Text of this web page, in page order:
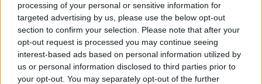
processing of your personal or sensitive information for
targeted advertising by us, please use the below opt-out
section to confirm your selection. Please note that after your
opt-out request is processed you may continue seeing
interest-based ads based on personal information utilized by
us or personal information disclosed to third parties prior to
your opt-out. You may separately opt-out of the further
empresa, de 700 milhões de euros. O que faz com
que, em Portugal, um colaborador com mais de 4
anos de antiguidade tenha recebido, no dia 1 de março
deste ano, cerca de 4.500 €/brutos em remuneração
variável, o correspondente a 3 mensalidades.